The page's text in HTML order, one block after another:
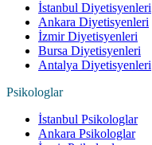
İstanbul Diyetisyenleri
Ankara Diyetisyenleri
İzmir Diyetisyenleri
Bursa Diyetisyenleri
Antalya Diyetisyenleri
Psikologlar
İstanbul Psikologlar
Ankara Psikologlar